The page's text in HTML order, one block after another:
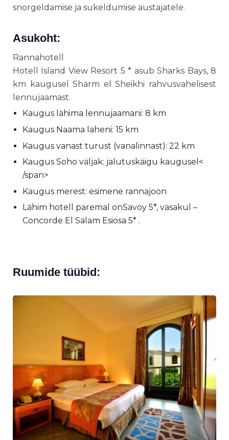
snorgeldamise ja sukeldumise austajatele.
Asukoht:
Rannahotell
Hotell Island View Resort 5 * asub Sharks Bays, 8
km kaugusel Sharm el Sheikhi rahvusvahelisest
lennujaamast.
Kaugus lähima lennujaamani: 8 km
Kaugus Naama laheni: 15 km
Kaugus vanast turust (vanalinnast): 22 km
Kaugus Soho väljak: jalutuskäigu kaugusel<
/span>
Kaugus merest: esimene rannajoon
Lähim hotell paremal onSavoy 5*, vasakul –
Concorde El Salam Esiosa 5* .
Ruumide tüübid: